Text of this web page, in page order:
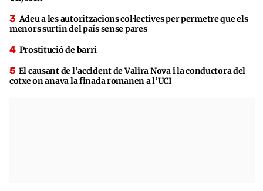
Adeu a les autoritzacions col·lectives per permetre que els
menors surtin del país sense pares
Prostitució de barri
El causant de l’accident de Valira Nova i la conductora del
cotxe on anava la finada romanen a l’UCI